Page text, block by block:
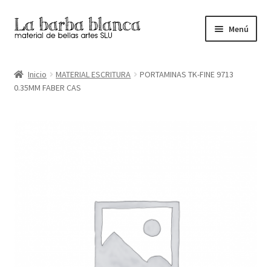
Ir
a
navegación
Ir
al
Menú
Carrito
Inicio MATERIAL ESCRITURA
PORTAMINAS TK-FINE 9713
0.35MM FABER CAS